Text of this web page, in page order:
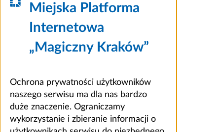
Miejska Platforma
Internetowa
„Magiczny Kraków”
Ochrona prywatności użytkowników
naszego serwisu ma dla nas bardzo
duże znaczenie. Ograniczamy
wykorzystanie i zbieranie informacji o